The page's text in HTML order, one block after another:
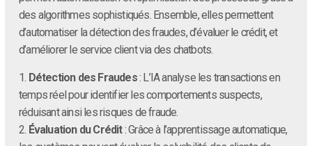
des algorithmes sophistiqués. Ensemble, elles permettent
d’automatiser la détection des fraudes, d’évaluer le crédit, et
d’améliorer le service client via des chatbots.
1. Détection des Fraudes: L’IA analyse les transactions en
temps réel pour identifier les comportements suspects,
réduisant ainsi les risques de fraude.
2. Évaluation du Crédit: Grâce à l’apprentissage automatique,